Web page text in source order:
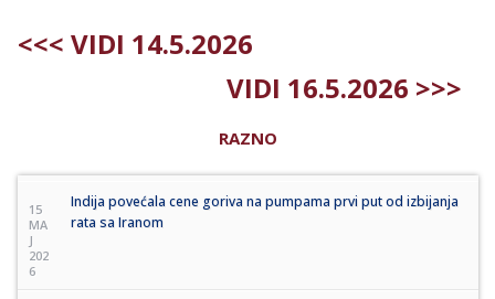
<<< VIDI 14.5.2026
VIDI 16.5.2026 >>>
RAZNO
15
MA
J
202
6
Indija povećala cene goriva na pumpama prvi put od izbijanja
rata sa Iranom